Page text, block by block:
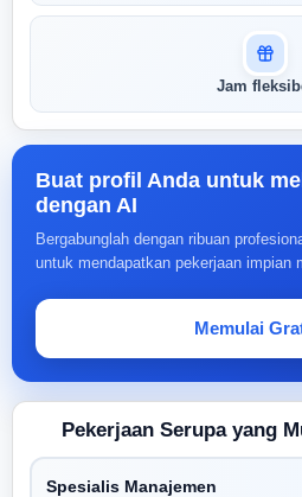
Jam
Buat profil Anda untuk
dengan AI
Bergabunglah dengan ribuan
untuk mendapatkan pekerjaan impian
Memulai
Pekerjaan Serupa yang
Spesialis Manajemen